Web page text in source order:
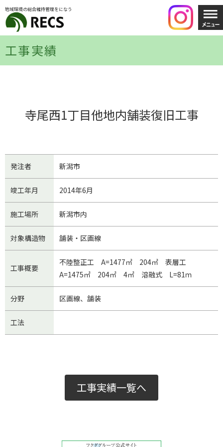
地域環境の総合維持管理をになう
工事実績
寺尾西1丁目他地内舗装復旧工事
発注者 新潟市
竣工年月 2014年6月
施工場所 新潟市内
対象構造物 舗装・区画線
工事概要
不陸整正工 A=1477㎡ 204㎡ 表層工
A=1475㎡ 204㎡ 4㎡ 溶融式 L=81ｍ
分野 区画線 舗装
工法
工事実績一覧へ